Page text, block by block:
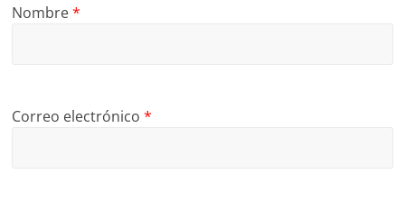
Nombre*
Correo electrónico*